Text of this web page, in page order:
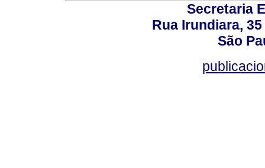
Secretaria
Rua Irundiara,
São